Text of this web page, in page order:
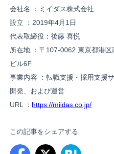
会社名 ：ミイダス株式会社
設立 ：2019年4月1日
代表取締役：後藤 喜悦
所在地 ：〒107-0062 東京都港
ビル6F
事業内容 ：転職支援・採用支援
開発、および運営
URL ： https://miidas.co.jp/
この記事をシェアする